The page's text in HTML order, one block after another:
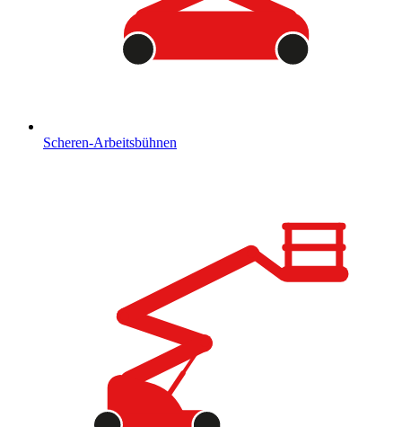
Scheren-Arbeitsbühnen